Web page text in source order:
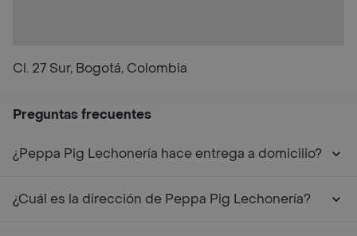
Cl. 27 Sur, Bogotá, Colombia
Preguntas frecuentes
¿Peppa Pig Lechonería hace entrega a domicilio?
¿Cuál es la dirección de Peppa Pig Lechonería?